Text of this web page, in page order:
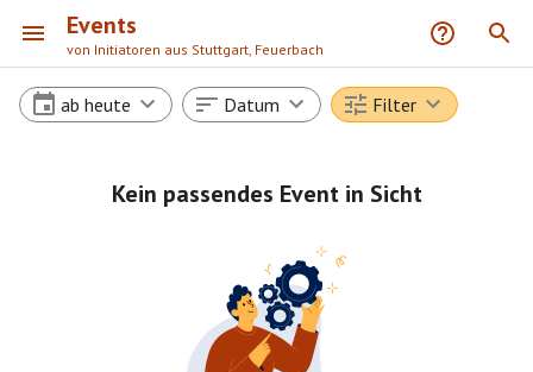
Events
von Initiatoren aus Stuttgart, Feuerbach
ab heute Datum Filter
Kein passendes Event in Sicht